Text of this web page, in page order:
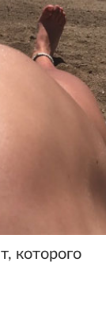
которого